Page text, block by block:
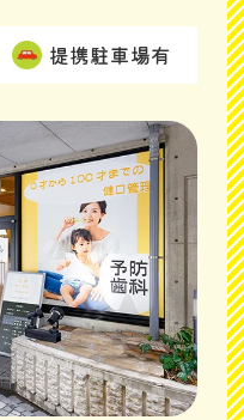
提携駐車場有